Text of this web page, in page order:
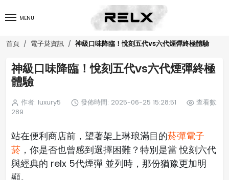
MENU
首頁 電子菸資訊 神級口味降臨！悅刻五代vs六代煙彈終極體驗
神級口味降臨！悅刻五代vs六代煙彈終極
體驗
作者: luxury5 發佈時間: 2025-06-25 15:28:51
查看數:
289
站在便利商店前，望著架上琳琅滿目的菸彈電子
菸 ，你是否也曾感到選擇困難？特別是當 悅刻六代
與經典的 relx 5代煙彈 並列時，那份猶豫更加明
顯。